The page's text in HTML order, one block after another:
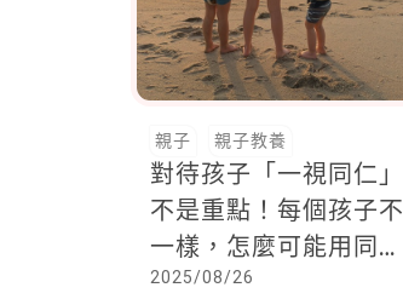
親子 親子教養
對待孩子「一視同仁」
不是重點！每個孩子不
一樣，怎麼可能用同一
種方式去愛？我更相信
2025/08/26